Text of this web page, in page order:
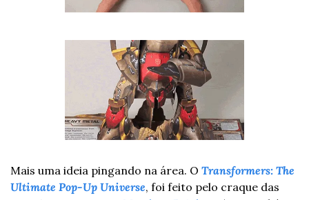
Mais uma ideia pingando na área. O Transformers: The
Ultimate Pop-Up Universe, foi feito pelo craque das